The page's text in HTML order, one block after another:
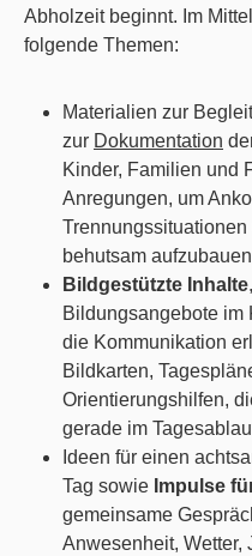
Abholzeit beginnt. Im
folgende Themen:
Materialien zur
zur Dokumentation
Kinder, Familien und
Anregungen, um
behutsam
Bildgestützte Inhalte
Bildungsangebote im
die Kommunikation
Bildkarten,
Orientierungshilfen,
gerade im
Ideen für einen
Tag sowie Impulse
gemeinsame
Anwesenheit, Wetter,